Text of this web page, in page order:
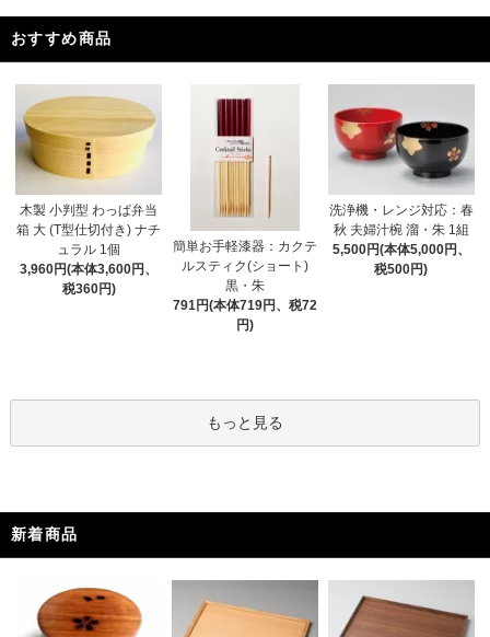
おすすめ商品
木製 小判型 わっぱ弁当
箱 大 (T型仕切付き) ナチ
ュラル 1個
3,960円(本体3,600円、
税360円)
簡単お手軽漆器：カクテ
ルスティク(ショート)
黒・朱
791円(本体719円、税72
円)
洗浄機・レンジ対応：春
秋 夫婦汁椀 溜・朱 1組
5,500円(本体5,000円、
税500円)
もっと見る
新着商品